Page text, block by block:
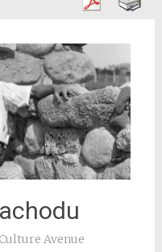
Culture Avenue